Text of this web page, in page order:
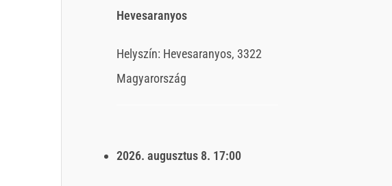
Hevesaranyos
Helyszín: Hevesaranyos, 3322
Magyarország
2026. augusztus 8. 17:00